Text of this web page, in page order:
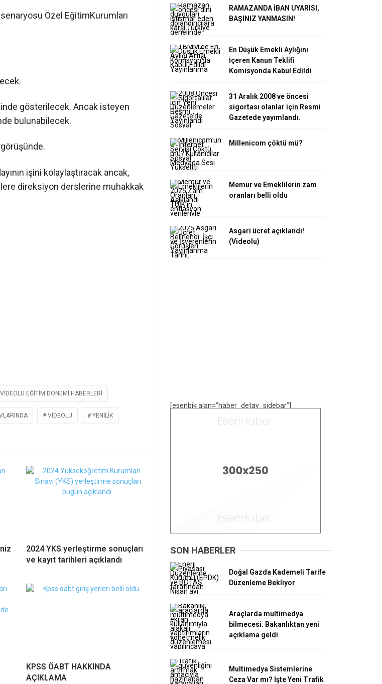
Özel EğitimKurumları
gösterilecek. Ancak isteyen
bulunabilecek.
işini kolaylaştıracak ancak,
direksiyon derslerine muhakkak
EĞITIM DÖNEMI HABERLERI
VIDEOLU YENILIK
2024 YKS yerleştirme sonuçları
ve kayıt tarihleri açıklandı
KPSS ÖABT HAKKINDA
AÇIKLAMA
RAMAZANDA İBAN UYARISI,
BAŞINIZ YANMASIN!
En Düşük Emekli Aylığını
İçeren Kanun Teklifi
Komisyonda Kabul Edildi
31 Aralık 2008 ve öncesi
sigortası olanlar için Resmi
Gazetede yayımlandı.
Millenicom çöktü mü?
Memur ve Emeklilerin zam
oranları belli oldu
Asgari ücret açıklandı!
(Videolu)
[esenbik alan=”haber_detay_sidebar”]
SON HABERLER
Doğal Gazda Kademeli Tarife
Düzenleme Bekliyor
Araçlarda multimedya
bilmecesi. Bakanlıktan yeni
açıklama geldi
Multimedya Sistemlerine
Ceza Var mı? İşte Yeni Trafik